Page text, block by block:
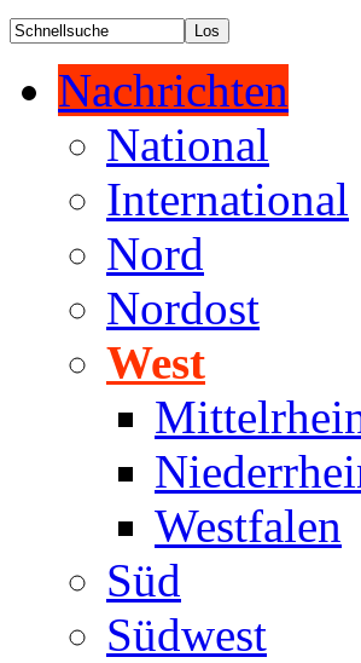
Nachrichten
National
International
Nord
Nordost
West
Westfalen
Süd
Südwest